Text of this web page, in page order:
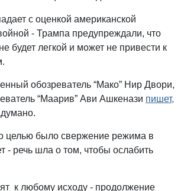
с оценкой американской
- Трампа предупреждали, что
будет легкой и может не привести к
обозреватель “Мако” Нир Двори,
“Маарив” Ави Ашкенази пишет,
целью было свержение режима в
- речь шла о том, чтобы ослабить
к любому исходу - продолжение